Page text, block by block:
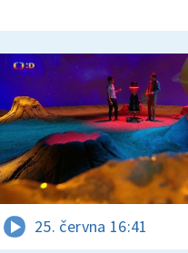
25. června 16:41